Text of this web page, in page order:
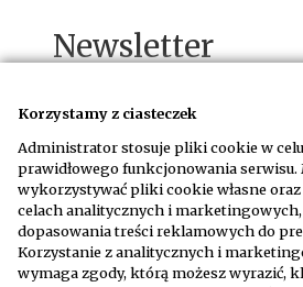
Newsletter
Wyrażam zgodę na
email na adres podany w
warunkach określonych w
Korzystamy z ciasteczek
Administrator stosuje pliki cookie w
prawidłowego funkcjonowania serwisu.
wykorzystywać pliki cookie własne
celach analitycznych i
dopasowania treści reklamowych do
Korzystanie z analitycznych i
wymaga zgody, którą możesz wyrazić,